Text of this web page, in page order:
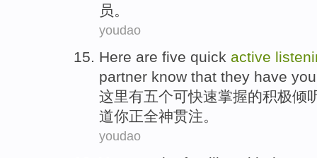
员。
youdao
Here are five quick active
partner know that they have
这里有五个可快速掌握的积极倾
道你正全神贯注。
youdao